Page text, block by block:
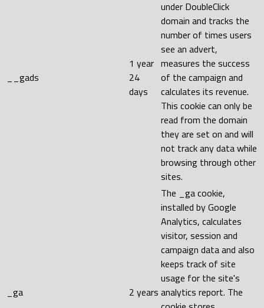
__gads
1 year
24
days
under DoubleClick
domain and tracks the
number of times users
see an advert,
measures the success
of the campaign and
calculates its revenue.
This cookie can only be
read from the domain
they are set on and will
not track any data while
browsing through other
sites.
_ga 2 years
The _ga cookie,
installed by Google
Analytics, calculates
visitor, session and
campaign data and also
keeps track of site
usage for the site's
analytics report. The